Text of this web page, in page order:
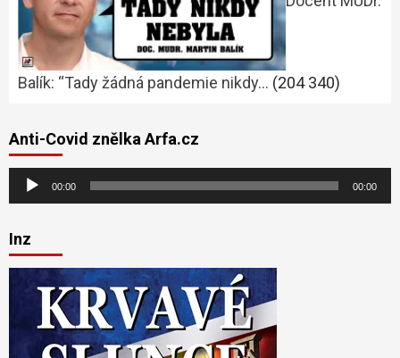
Balík: “Tady žádná pandemie nikdy… (204 340)
Anti-Covid znělka Arfa.cz
Audio
přehrávač
00:00 00:00
Inz